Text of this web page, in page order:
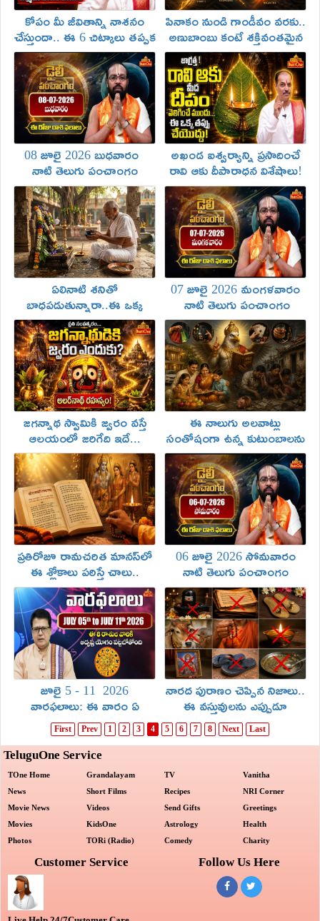
కోపం మీ జీవితాన్ని నాశనం
చేస్తుందా.. ఈ 6 చిట్కాలు తప్పక
తెలుసుకోండి!
పినాకం నుండి గాండీవం వరకు..
అణుబాంబు కంటే శక్తివంతమైన
ఆయుధాల గురించి తెలుసా!
08 జూలై 2026 బుధవారం
నాటి తెలుగు పంచాంగం
మరియు రాశి ఫలాలు
అఖండ ఐశ్వర్యాన్ని ప్రసాదించే
రావి ఆకు దీపారాధన విశేషాలు!
ఏలినాటి శనితో
బాధపడుతున్నారా..ఈ ఒక్క
పూజతో ఏడేళ్ల బాధ
తొలగిపోతుంది!
07 జూలై 2026 మంగళవారం
నాటి తెలుగు పంచాంగం
మరియు రాశి ఫలాలు
జగన్నాథ స్వామికి జ్వరం వస్తే
ఆలయంలో జరిగేది ఇదే...
చాలామందికి తెలియని నిజం!
ఈ నాలుగు అలవాట్లు
సంతోషంగా ఉన్న కుటుంబాలను
కూడా దివాలా తీయిస్తాయ్!
ప్రతిరోజూ రామచరిత మానస్‌లో
ఈ శ్లోకాలు పఠిస్తే చాలు..
కష్టసమయాల్లో మనసు సడలదు!
06 జూలై 2026 సోమవారం
నాటి తెలుగు పంచాంగం
మరియు రాశి ఫలాలు
జూలై 5 - 11 2026
వారఫలాలు: ఈ వారం ఏ
రాశివారికి అదృష్టం కలిసి
వస్తుంది
నారద పురాణం చెప్పిన నిజాలు..
ఈ వస్తువులను ఎప్పుడూ
తాకరాదు!
First Prev 1 2 3 4 5 6 7 8 Next Last
TeluguOne Service
TOne Home
News
Movie News
Movies
Photos
Grandalayam
Short Films
Videos
KidsOne
TORi (Radio)
TV
Recipes
Send Gifts
Astrology
Comedy
Vanitha
NRI Corner
Greetings
Health
Charity
Customer Service Follow Us Here